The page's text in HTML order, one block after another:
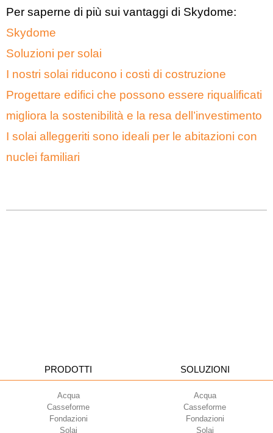
Per saperne di più sui vantaggi di Skydome:
Skydome
Soluzioni per solai
I nostri solai riducono i costi di costruzione
Progettare edifici che possono essere riqualificati
migliora la sostenibilità e la resa dell’investimento
I solai alleggeriti sono ideali per le abitazioni con
nuclei familiari
PRODOTTI
Acqua
Casseforme
Fondazioni
Solai
SOLUZIONI
Acqua
Casseforme
Fondazioni
Solai